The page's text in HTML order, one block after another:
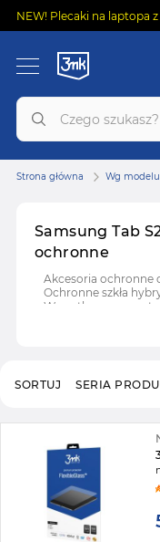
NEW! Plecaki na laptopa
Samsung Tab
ochronne
Akcesoria ochronne
Ochronne szkła
Wszystko czego
Strona główna Wg modelu
SERIA
SORTUJ